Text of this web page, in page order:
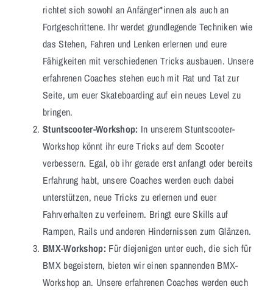
richtet sich sowohl an Anfänger*innen als auch an
Fortgeschrittene. Ihr werdet grundlegende Techniken wie
das Stehen, Fahren und Lenken erlernen und eure
Fähigkeiten mit verschiedenen Tricks ausbauen. Unsere
erfahrenen Coaches stehen euch mit Rat und Tat zur
Seite, um euer Skateboarding auf ein neues Level zu
bringen.
Stuntscooter-Workshop: In unserem Stuntscooter-
Workshop könnt ihr eure Tricks auf dem Scooter
verbessern. Egal, ob ihr gerade erst anfangt oder bereits
Erfahrung habt, unsere Coaches werden euch dabei
unterstützen, neue Tricks zu erlernen und euer
Fahrverhalten zu verfeinern. Bringt eure Skills auf
Rampen, Rails und anderen Hindernissen zum Glänzen.
BMX-Workshop: Für diejenigen unter euch, die sich für
BMX begeistern, bieten wir einen spannenden BMX-
Workshop an. Unsere erfahrenen Coaches werden euch